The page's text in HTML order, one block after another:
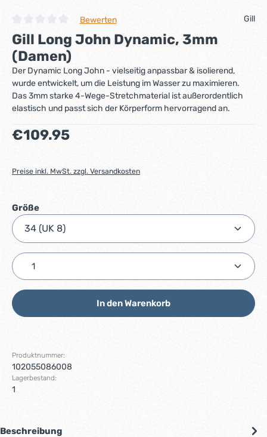
Durchschnittliche Bewertung von 0 von 5 Sternen
Bewerten Gill
Gill Long John Dynamic, 3mm
(Damen)
Der Dynamic Long John - vielseitig anpassbar & isolierend,
wurde entwickelt, um die Leistung im Wasser zu maximieren.
Das 3mm starke 4-Wege-Stretchmaterial ist außerordentlich
elastisch und passt sich der Körperform hervorragend an.
Regulärer Preis:
€109.95
Preise inkl. MwSt. zzgl. Versandkosten
Größeauswählen
Produkt Anzahl: Gib den gewünschten Wert ein
In den Warenkorb
Produktnummer:
102055086008
Lagerbestand:
1
Beschreibung